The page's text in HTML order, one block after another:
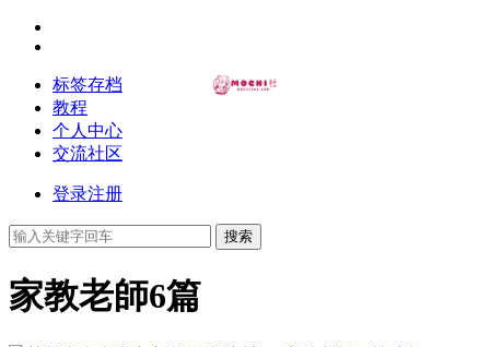
标签存档
教程
个人中心
交流社区
登录注册
搜索
家教老師6篇